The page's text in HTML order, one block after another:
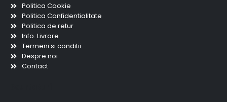
Politica Cookie
Politica Confidentialitate
Politica de retur
Info. Livrare
Termeni si conditii
Despre noi
Contact